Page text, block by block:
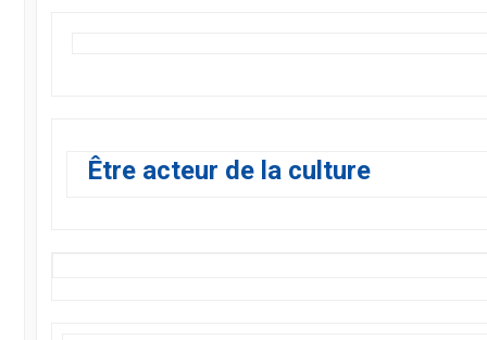
Être acteur de la culture